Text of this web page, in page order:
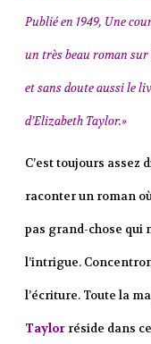
Publié en 1949, Une
un très beau roman
et sans doute aussi le
d’Elizabeth Taylor.»
C’est toujours assez
raconter un roman
pas grand-chose qui
l’intrigue.
l’écriture. Toute la
Taylor réside dans